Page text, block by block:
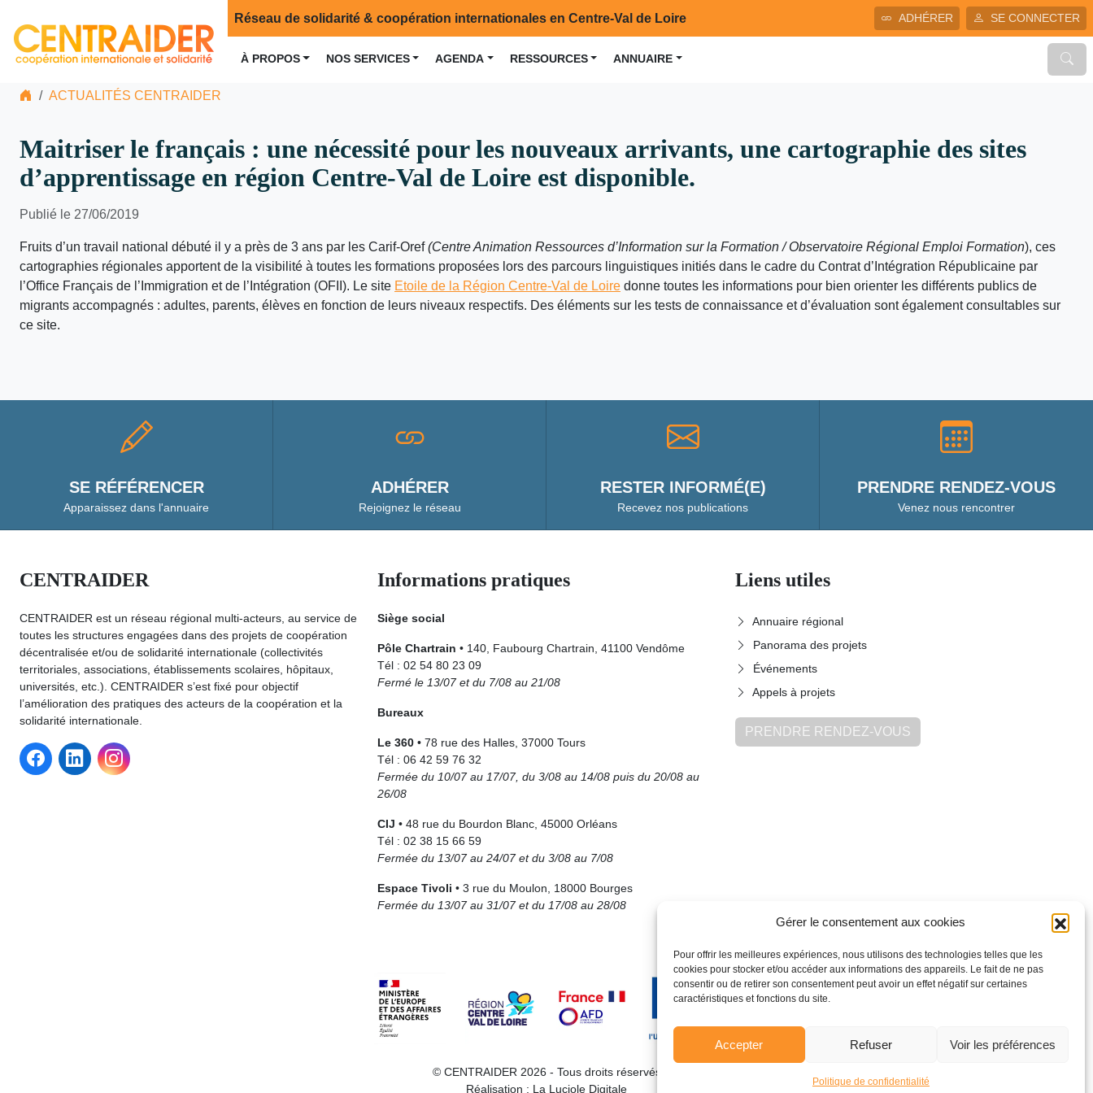
Gérer le consentement aux cookies
Pour offrir les meilleures expériences, nous utilisons des technologies telles que les
cookies pour stocker et/ou accéder aux informations des appareils. Le fait de ne pas
consentir ou de retirer son consentement peut avoir un effet négatif sur certaines
caractéristiques et fonctions du site.
Accepter Refuser Voir les préférences
Politique de confidentialité
Réseau de solidarité & coopération internationales en Centre-Val de Loire ADHÉRER SE CONNECTER
À PROPOS NOS SERVICES AGENDA RESSOURCES ANNUAIRE
ACTUALITÉS CENTRAIDER
Maitriser le français : une nécessité pour les nouveaux arrivants, une cartographie des sites
d’apprentissage en région Centre-Val de Loire est disponible.
Publié le 27/06/2019
Fruits d’un travail national débuté il y a près de 3 ans par les Carif-Oref(Centre Animation Ressources d’Information sur la Formation / Observatoire Régional Emploi Formation), ces
cartographies régionales apportent de la visibilité à toutes les formations proposées lors des parcours linguistiques initiés dans le cadre du Contrat d’Intégration Républicaine par
l’Office Français de l’Immigration et de l’Intégration (OFII). Le site Etoile de la Région Centre-Val de Loire donne toutes les informations pour bien orienter les différents publics de
migrants accompagnés : adultes, parents, élèves en fonction de leurs niveaux respectifs. Des éléments sur les tests de connaissance et d’évaluation sont également consultables sur
ce site.
SE RÉFÉRENCER
Apparaissez dans l'annuaire
ADHÉRER
Rejoignez le réseau
RESTER INFORMÉ(E)
Recevez nos publications
PRENDRE RENDEZ-VOUS
Venez nous rencontrer
CENTRAIDER
CENTRAIDER est un réseau régional multi-acteurs, au service de
toutes les structures engagées dans des projets de coopération
décentralisée et/ou de solidarité internationale (collectivités
territoriales, associations, établissements scolaires, hôpitaux,
universités, etc.). CENTRAIDER s’est fixé pour objectif
l’amélioration des pratiques des acteurs de la coopération et la
solidarité internationale.
Informations pratiques
Siège social
Pôle Chartrain • 140, Faubourg Chartrain, 41100 Vendôme
Tél : 02 54 80 23 09
Fermé le 13/07 et du 7/08 au 21/08
Bureaux
Le 360 • 78 rue des Halles, 37000 Tours
Tél : 06 42 59 76 32
Fermée du 10/07 au 17/07, du 3/08 au 14/08 puis du 20/08 au
26/08
CIJ • 48 rue du Bourdon Blanc, 45000 Orléans
Tél : 02 38 15 66 59
Fermée du 13/07 au 24/07 et du 3/08 au 7/08
Espace Tivoli • 3 rue du Moulon, 18000 Bourges
Fermée du 13/07 au 31/07 et du 17/08 au 28/08
Liens utiles
Annuaire régional
Panorama des projets
Événements
Appels à projets
PRENDRE RENDEZ-VOUS
© CENTRAIDER 2026 - Tous droits réservés
Réalisation : La Luciole Digitale